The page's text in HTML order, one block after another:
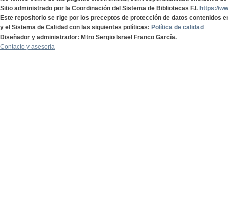
Sitio administrado por la Coordinación del Sistema de Bibliotecas F.I. https://
Este repositorio se rige por los preceptos de protección de datos contenidos
y el Sistema de Calidad con las siguientes políticas: Política de calidad
Diseñador y administrador: Mtro Sergio Israel Franco García.
Contacto y asesoría